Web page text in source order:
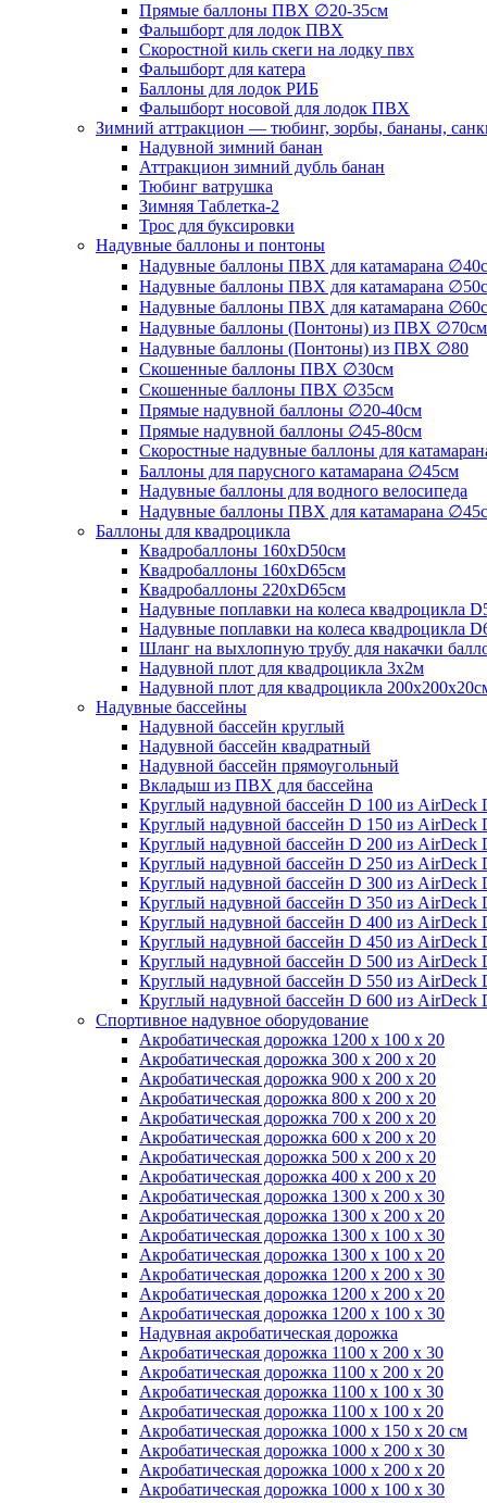
Прямые баллоны ПВХ ∅20-35см
Фальшборт для лодок ПВХ
Скоростной киль скеги на лодку пвх
Фальшборт для катера
Баллоны для лодок РИБ
Фальшборт носовой для лодок ПВХ
Зимний аттракцион — тюбинг, зорбы, бананы,
Надувной зимний банан
Аттракцион зимний дубль банан
Тюбинг ватрушка
Зимняя Таблетка-2
Трос для буксировки
Надувные баллоны и понтоны
Надувные баллоны ПВХ для катамарана
Надувные баллоны ПВХ для катамарана
Надувные баллоны ПВХ для катамарана
Надувные баллоны (Понтоны) из ПВХ ∅70см
Надувные баллоны (Понтоны) из ПВХ ∅80
Скошенные баллоны ПВХ ∅30см
Скошенные баллоны ПВХ ∅35см
Прямые надувной баллоны ∅20-40см
Прямые надувной баллоны ∅45-80см
Скоростные надувные баллоны для
Баллоны для парусного катамарана ∅45см
Надувные баллоны для водного велосипеда
Надувные баллоны ПВХ для катамарана
Баллоны для квадроцикла
Квадробаллоны 160хD50см
Квадробаллоны 160хD65см
Квадробаллоны 220хD65см
Надувные поплавки на колеса квадроцикла
Надувные поплавки на колеса квадроцикла
Шланг на выхлопную трубу для накачки
Надувной плот для квадроцикла 3х2м
Надувной плот для квадроцикла
Надувные бассейны
Надувной бассейн круглый
Надувной бассейн квадратный
Надувной бассейн прямоугольный
Вкладыш из ПВХ для бассейна
Круглый надувной бассейн D 100 из AirDeck
Круглый надувной бассейн D 150 из AirDeck
Круглый надувной бассейн D 200 из AirDeck
Круглый надувной бассейн D 250 из AirDeck
Круглый надувной бассейн D 300 из AirDeck
Круглый надувной бассейн D 350 из AirDeck
Круглый надувной бассейн D 400 из AirDeck
Круглый надувной бассейн D 450 из AirDeck
Круглый надувной бассейн D 500 из AirDeck
Круглый надувной бассейн D 550 из AirDeck
Круглый надувной бассейн D 600 из AirDeck
Спортивное надувное оборудование
Акробатическая дорожка 1200 x 100 x 20
Акробатическая дорожка 300 x 200 x 20
Акробатическая дорожка 900 x 200 x 20
Акробатическая дорожка 800 x 200 x 20
Акробатическая дорожка 700 x 200 x 20
Акробатическая дорожка 600 x 200 x 20
Акробатическая дорожка 500 x 200 x 20
Акробатическая дорожка 400 x 200 x 20
Акробатическая дорожка 1300 x 200 x 30
Акробатическая дорожка 1300 x 200 x 20
Акробатическая дорожка 1300 x 100 x 30
Акробатическая дорожка 1300 x 100 x 20
Акробатическая дорожка 1200 x 200 x 30
Акробатическая дорожка 1200 x 200 x 20
Акробатическая дорожка 1200 x 100 x 30
Надувная акробатическая дорожка
Акробатическая дорожка 1100 x 200 x 30
Акробатическая дорожка 1100 x 200 x 20
Акробатическая дорожка 1100 x 100 x 30
Акробатическая дорожка 1100 x 100 x 20
Акробатическая дорожка 1000 x 150 x 20 см
Акробатическая дорожка 1000 x 200 x 30
Акробатическая дорожка 1000 x 200 x 20
Акробатическая дорожка 1000 x 100 x 30